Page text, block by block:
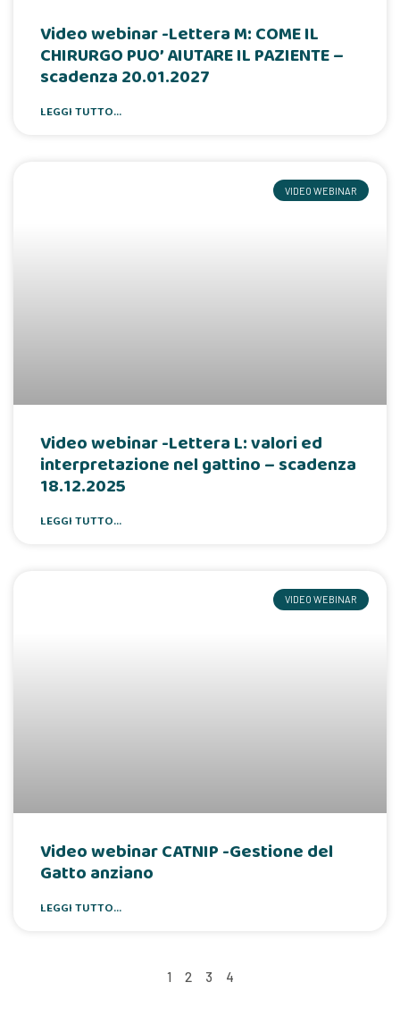
Video webinar -Lettera M: COME IL
CHIRURGO PUO’ AIUTARE IL PAZIENTE –
scadenza 20.01.2027
LEGGI TUTTO...
VIDEO WEBINAR
Video webinar -Lettera L: valori ed
interpretazione nel gattino – scadenza
18.12.2025
LEGGI TUTTO...
VIDEO WEBINAR
Video webinar CATNIP -Gestione del
Gatto anziano
LEGGI TUTTO...
1 2 3 4